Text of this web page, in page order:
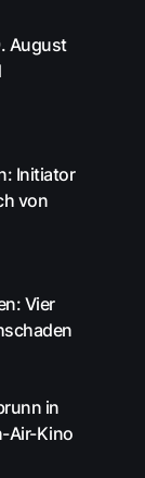
August
Initiator
von
Vier
in
Air-Kino